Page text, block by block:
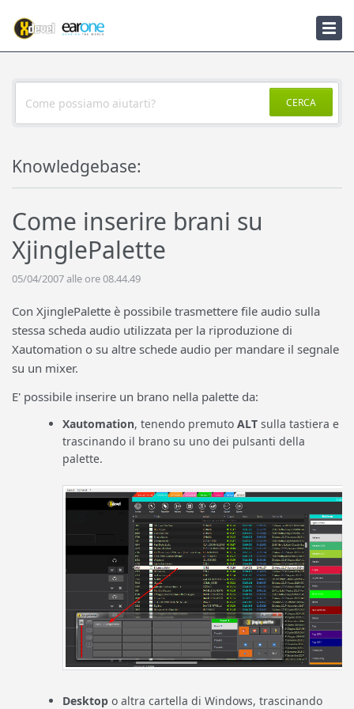
Notizie
CERCA
Knowledgebase:
Come inserire brani su
XjinglePalette
05/04/2007 alle ore 08.44.49
Con XjinglePalette è possibile trasmettere file audio sulla
stessa scheda audio utilizzata per la riproduzione di
Xautomation o su altre schede audio per mandare il segnale
su un mixer.
E' possibile inserire un brano nella palette da:
Xautomation, tenendo premuto ALT sulla tastiera e
trascinando il brano su uno dei pulsanti della
palette.
Desktop o altra cartella di Windows, trascinando